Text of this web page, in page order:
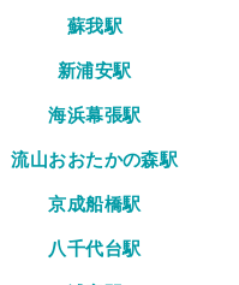
蘇我駅
新浦安駅
海浜幕張駅
流山おおたかの森駅
京成船橋駅
八千代台駅